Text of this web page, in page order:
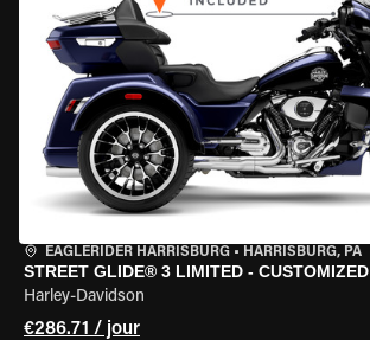
EAGLERIDER HARRISBURG • HARRISBURG, PA
STREET GLIDE® 3 LIMITED - CUSTOMIZED
Harley-Davidson
€286.71 / jour